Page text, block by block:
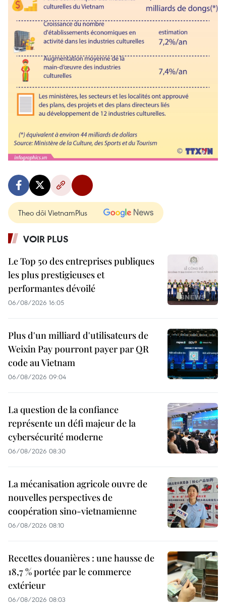
Theo dõi VietnamPlus
VOIR PLUS
Le Top 50 des entreprises publiques
les plus prestigieuses et
performantes dévoilé
06/08/2026 16:05
Plus d'un milliard d'utilisateurs de
Weixin Pay pourront payer par QR
code au Vietnam
06/08/2026 09:04
La question de la confiance
représente un défi majeur de la
cybersécurité moderne
06/08/2026 08:30
La mécanisation agricole ouvre de
nouvelles perspectives de
coopération sino-vietnamienne
06/08/2026 08:10
Recettes douanières : une hausse de
18,7 % portée par le commerce
extérieur
06/08/2026 08:03